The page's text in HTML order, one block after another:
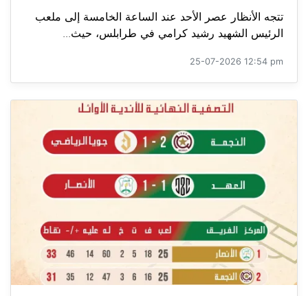
تتجه الأنظار عصر الأحد عند الساعة الخامسة إلى ملعب
الرئيس الشهيد رشيد كرامي في طرابلس، حيث...
25-07-2026 12:54 pm